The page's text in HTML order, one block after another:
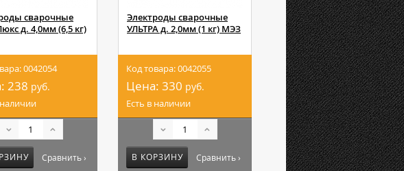
сварочные
д. 4,0мм (6,5 кг)
0042054
238 руб.
Сравнить ›
Электроды сварочные
УЛЬТРА д. 2,0мм (1 кг) МЭЗ
Код товара: 0042055
Цена: 330 руб.
Есть в наличии
В КОРЗИНУ Сравнить ›